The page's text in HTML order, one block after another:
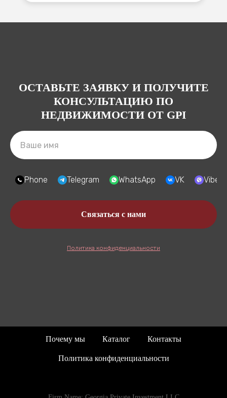
ОСТАВЬТЕ ЗАЯВКУ И ПОЛУЧИТЕ
КОНСУЛЬТАЦИЮ ПО
НЕДВИЖИМОСТИ ОТ GPI
Phone Telegram WhatsApp VK Viber
Связаться с нами
Политика конфиденциальности
Почему мы Каталог Контакты
Политика конфиденциальности